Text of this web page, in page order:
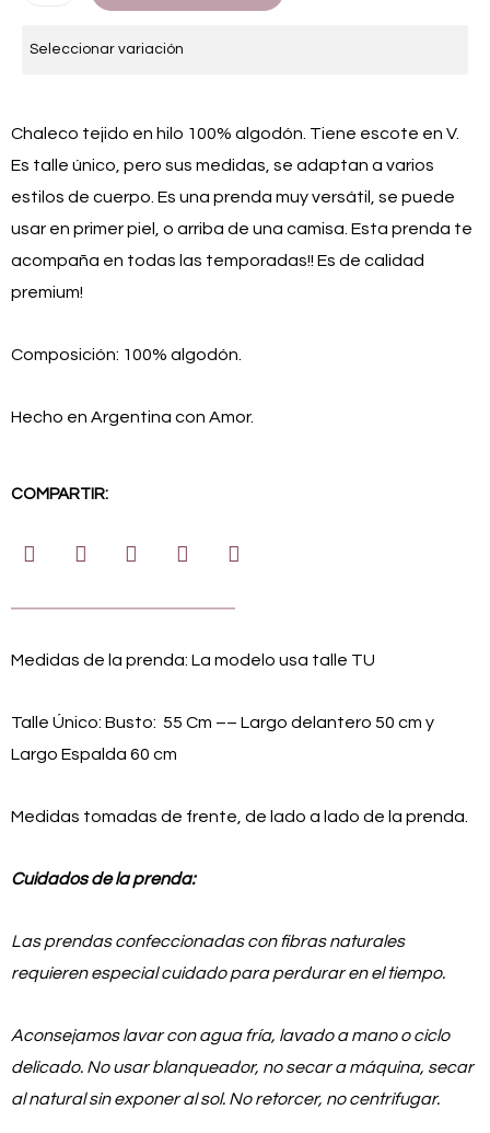
Seleccionar variación
Chaleco tejido en hilo 100% algodón. Tiene escote en V.
Es talle único, pero sus medidas, se adaptan a varios
estilos de cuerpo. Es una prenda muy versátil, se puede
usar en primer piel, o arriba de una camisa. Esta prenda te
acompaña en todas las temporadas!! Es de calidad
premium!
Composición: 100% algodón.
Hecho en Argentina con Amor.
COMPARTIR:
Medidas de la prenda: La modelo usa talle TU
Talle Único: Busto: 55 Cm –– Largo delantero 50 cm y
Largo Espalda 60 cm
Medidas tomadas de frente, de lado a lado de la prenda.
Cuidados de la prenda:
Las prendas confeccionadas con fibras naturales
requieren especial cuidado para perdurar en el tiempo.
Aconsejamos lavar con agua fría, lavado a mano o ciclo
delicado. No usar blanqueador, no secar a máquina, secar
al natural sin exponer al sol. No retorcer, no centrifugar.